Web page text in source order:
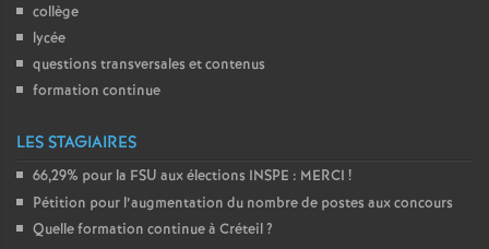
collège
lycée
questions transversales et contenus
formation continue
LES STAGIAIRES
66,29% pour la FSU aux élections INSPE : MERCI !
Pétition pour l’augmentation du nombre de postes aux concours
Quelle formation continue à Créteil?